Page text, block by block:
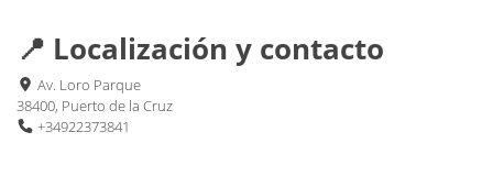
📍 Localización y contacto
Av. Loro Parque
38400, Puerto de la Cruz
+34922373841